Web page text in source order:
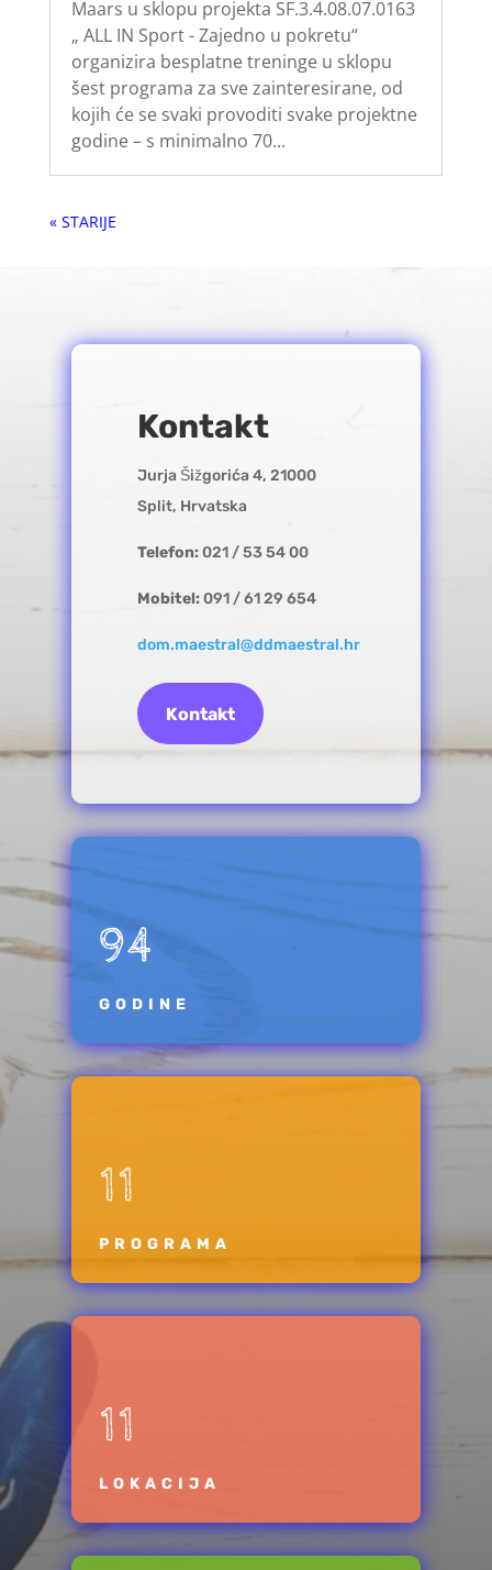
Maars u sklopu projekta SF.3.4.08.07.0163
„ ALL IN Sport - Zajedno u pokretu“
organizira besplatne treninge u sklopu
šest programa za sve zainteresirane, od
kojih će se svaki provoditi svake projektne
godine – s minimalno 70...
« Older Entries
Kontakt
Jurja Šižgorića 4, 21000
Split, Hrvatska
Telefon:021 / 53 54 00
Mobitel:091 / 61 29 654
dom.maestral@ddmaestral.hr
Kontakt
94
GODINE
11
PROGRAMA
11
LOKACIJA